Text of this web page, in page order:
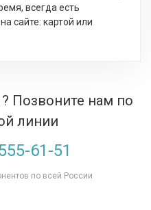
всегда есть
сайте: картой или
Позвоните нам по
линии
61-51
по всей России